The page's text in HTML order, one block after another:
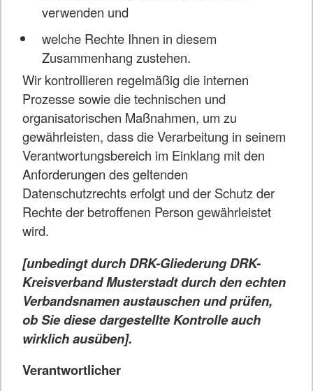
verwenden und
welche Rechte Ihnen in diesem
Zusammenhang zustehen.
Wir kontrollieren regelmäßig die internen
Prozesse sowie die technischen und
organisatorischen Maßnahmen, um zu
gewährleisten, dass die Verarbeitung in seinem
Verantwortungsbereich im Einklang mit den
Anforderungen des geltenden
Datenschutzrechts erfolgt und der Schutz der
Rechte der betroffenen Person gewährleistet
wird.
[unbedingt durch DRK-Gliederung DRK-
Kreisverband Musterstadt durch den echten
Verbandsnamen austauschen und prüfen,
ob Sie diese dargestellte Kontrolle auch
wirklich ausüben].
Verantwortlicher